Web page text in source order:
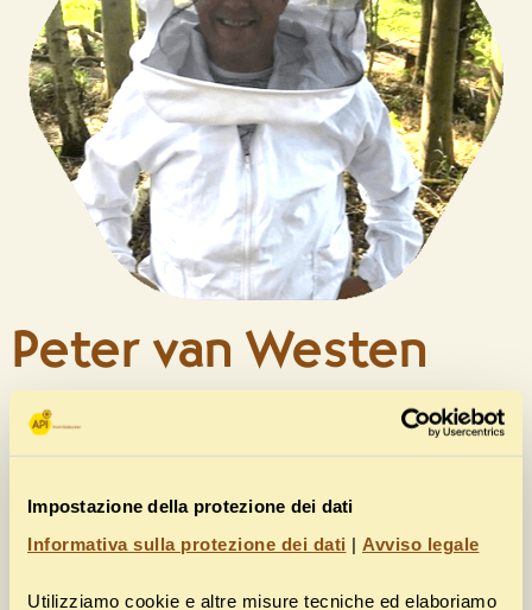
Impostazione della protezione dei dati
Informativa sulla protezione dei dati | Avviso legale
Utilizziamo cookie e altre misure tecniche ed elaboriamo
Peter van Westen
Mi chiamo Peter van Westen.
Mi piace molto, perché sono anch’io un apicoltore.